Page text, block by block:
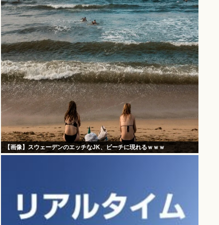
【画像】スウェーデンのエッチなJK、ビーチに現れるｗｗｗ